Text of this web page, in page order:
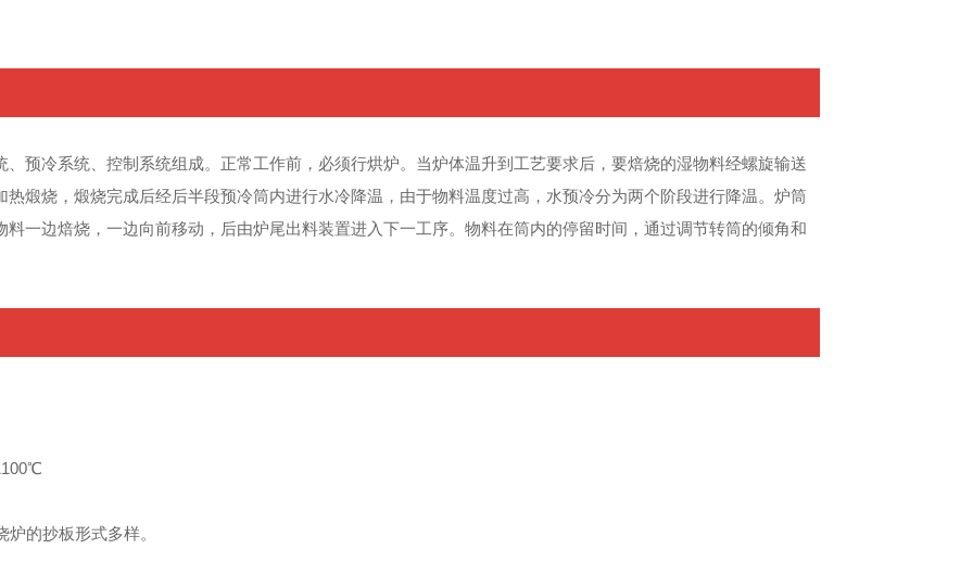
预冷系统、控制系统组成。正常工作前，必须行烘炉。当炉体温升到工艺要求后，要焙烧的湿物料经螺旋输送
煅烧，煅烧完成后经后半段预冷筒内进行水冷降温，由于物料温度过高，水预冷分为两个阶段进行降温。炉筒
一边焙烧，一边向前移动，后由炉尾出料装置进入下一工序。物料在筒内的停留时间，通过调节转筒的倾角和
的抄板形式多样。